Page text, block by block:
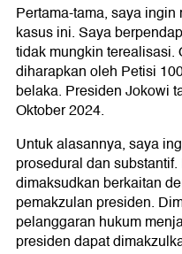
Pertama-tama, saya
kasus ini. Saya
tidak mungkin terealisasi.
diharapkan oleh Petisi
belaka. Presiden Jokowi
Oktober 2024.
Untuk alasannya, saya
prosedural dan
dimaksudkan berkaitan
pemakzulan presiden.
pelanggaran hukum
presiden dapat